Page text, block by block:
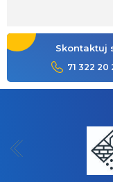
Skontaktuj
71 322 20